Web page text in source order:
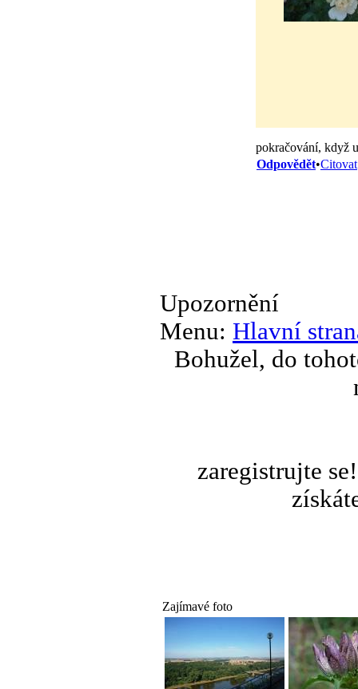
pokračování, když
Odpovědět•Citovat
Upozornění
Menu: Hlavní
Bohužel, do
zaregistrujte
Zajímavé foto